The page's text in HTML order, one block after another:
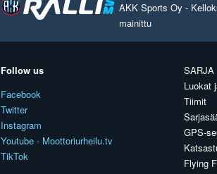
AKK Sports Oy -
mainittu
Follow us
Facebook
Twitter
Instagram
Youtube - Moottoriurheilu.tv
TikTok
SARJA
Luokat
Tiimit
GPS-
Flying